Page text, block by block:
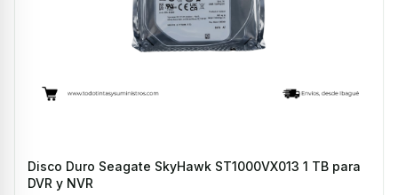
Disco Duro Seagate SkyHawk ST1000VX013 1 TB para
DVR y NVR